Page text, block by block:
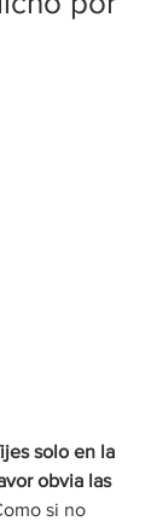
solo en la
obvia las
si no